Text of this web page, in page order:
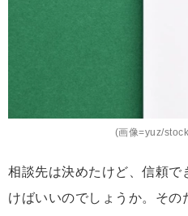
(画像=yuz/
相談先は決めたけど、信頼で
けばいいのでしょうか。その